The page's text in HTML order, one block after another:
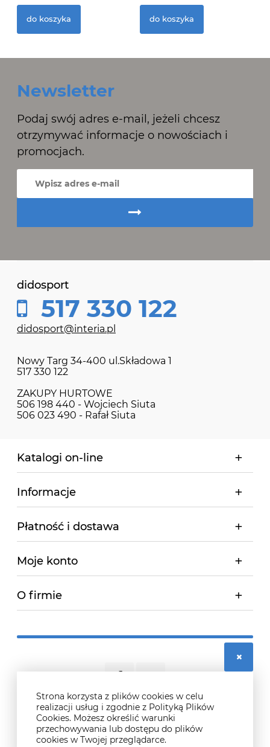
Strona korzysta z plików cookies w celu
realizacji usług i zgodnie z Polityką Plików
Cookies. Możesz określić warunki
przechowywania lub dostępu do plików
cookies w Twojej przeglądarce.
do koszyka do koszyka
Newsletter
Podaj swój adres e-mail, jeżeli chcesz
otrzymywać informacje o nowościach i
promocjach.
didosport
517 330 122
didosport@interia.pl
Nowy Targ 34-400 ul.Składowa 1
517 330 122
ZAKUPY HURTOWE
506 198 440 - Wojciech Siuta
506 023 490 - Rafał Siuta
Katalogi on-line
Informacje
Płatność i dostawa
Moje konto
O firmie
© 2026 didosport.pl. Wszelkie prawa zastrzeżone.
Styl graficzny ShopGadget.pl Sklep internetowy Shoper.pl